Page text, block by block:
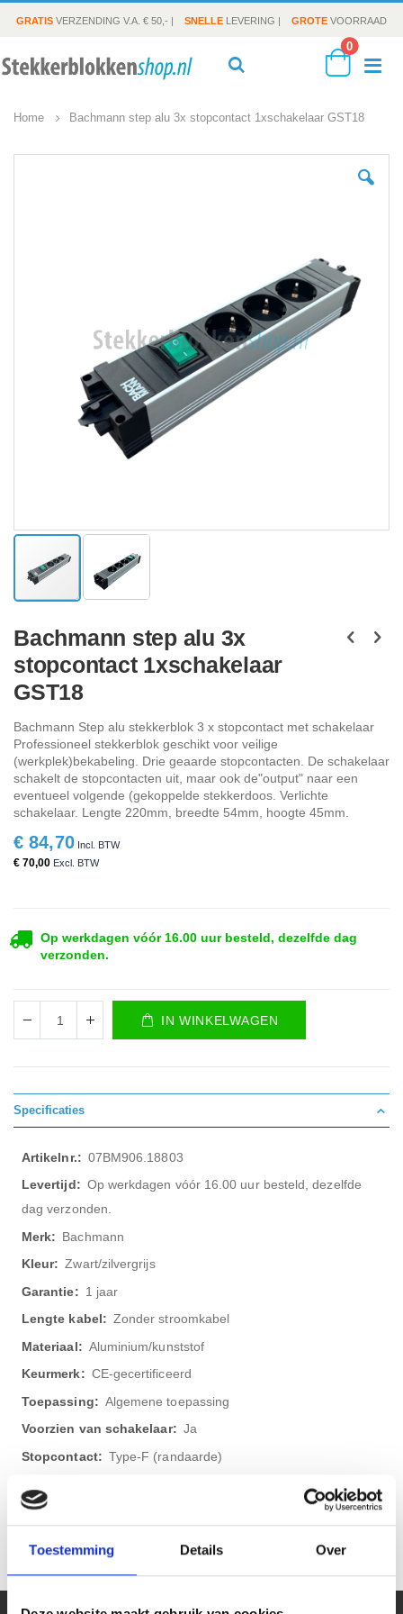
Toestemming Details Over
GRATIS VERZENDING V.A. € 50,- | SNELLE LEVERING | GROTE VOORRAAD
Cart
0
Home Bachmann step alu 3x stopcontact 1xschakelaar GST18
naar
het
begin
de
gallerij
Bachmann step alu 3x
stopcontact 1xschakelaar
GST18
Bachmann Step alu stekkerblok 3 x stopcontact met schakelaar
Professioneel stekkerblok geschikt voor veilige
(werkplek)bekabeling. Drie geaarde stopcontacten. De schakelaar
schakelt de stopcontacten uit, maar ook de"output" naar een
eventueel volgende (gekoppelde stekkerdoos. Verlichte
schakelaar. Lengte 220mm, breedte 54mm, hoogte 45mm.
€ 84,70
€ 70,00
Op werkdagen vóór 16.00 uur besteld, dezelfde dag
verzonden.
IN WINKELWAGEN
Specificaties
Meer
informatie
07BM906.18803
Op werkdagen vóór 16.00 uur besteld, dezelfde
dag verzonden.
Bachmann
Zwart/zilvergrijs
1 jaar
Zonder stroomkabel
Aluminium/kunststof
CE-gecertificeerd
Algemene toepassing
Ja
Type-F (randaarde)